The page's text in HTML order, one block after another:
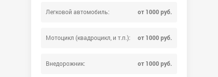
Легковой автомобиль: от 1000 руб.
Мотоцикл (квадроцикл, и т.п.): от 1000 руб.
Внедорожник: от 1000 руб.